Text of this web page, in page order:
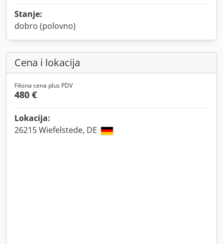
Stanje:
dobro (polovno)
Cena i lokacija
Fiksna cena plus PDV
480 €
Lokacija:
26215 Wiefelstede, DE